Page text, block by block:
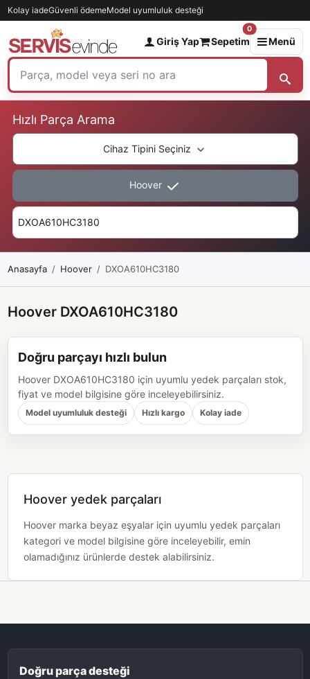
Kolay iadeGüvenli ödemeModel uyumluluk desteği
Giriş Yap Sepetim
0
Menü
Hızlı Parça Arama
Cihaz Tipini Seçiniz
Hoover
Anasayfa Hoover DXOA610HC3180
Hoover DXOA610HC3180
Doğru parçayı hızlı bulun
Hoover DXOA610HC3180 için uyumlu yedek parçaları stok,
fiyat ve model bilgisine göre inceleyebilirsiniz.
Model uyumluluk desteği Hızlı kargo Kolay iade
Hoover yedek parçaları
Hoover marka beyaz eşyalar için uyumlu yedek parçaları
kategori ve model bilgisine göre inceleyebilir, emin
olamadığınız ürünlerde destek alabilirsiniz.
Doğru parça desteği